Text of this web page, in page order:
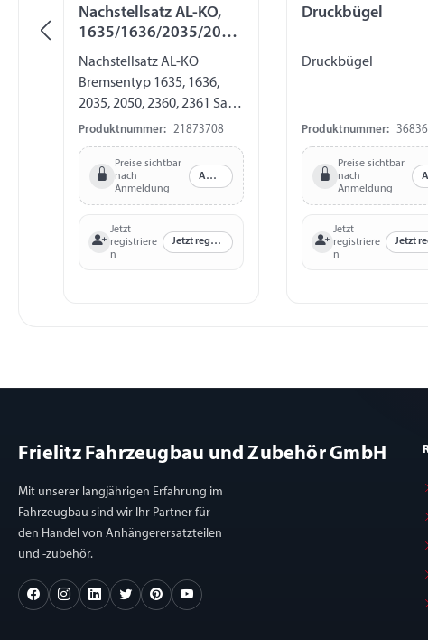
Nachstellsatz AL-KO,
1635/1636/2035/2050
/2360/2361
Nachstellsatz AL-KO
Bremsentyp 1635, 1636,
2035, 2050, 2360, 2361 Satz
für eine Radbremse: 1 x
Nachstellschraube 1 x
Nachstellmutter
Produktnummer: 21873708
Preise sichtbar
nach
Anmeldung
Anmelden
Jetzt
registriere
n
Jetzt registrieren
Druckbügel
Druckbügel
Produktnummer: 368361
Preise sichtbar
nach
Anmeldung
Jetzt
registriere
n
Frielitz Fahrzeugbau und Zubehör GmbH
Mit unserer langjährigen Erfahrung im
Fahrzeugbau sind wir Ihr Partner für
den Handel von Anhängerersatzteilen
und -zubehör.